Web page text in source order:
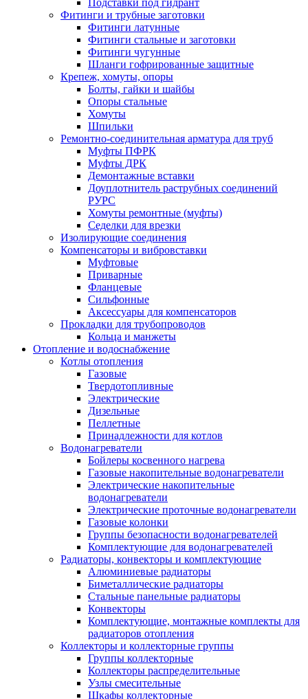
Подставки под гидрант
Фитинги и трубные заготовки
Фитинги латунные
Фитинги стальные и заготовки
Фитинги чугунные
Шланги гофрированные защитные
Крепеж, хомуты, опоры
Болты, гайки и шайбы
Опоры стальные
Хомуты
Шпильки
Ремонтно-соединительная арматура для труб
Муфты ПФРК
Муфты ДРК
Демонтажные вставки
Доуплотнитель раструбных соединений
РУРС
Хомуты ремонтные (муфты)
Седелки для врезки
Изолирующие соединения
Компенсаторы и вибровставки
Муфтовые
Приварные
Фланцевые
Сильфонные
Аксессуары для компенсаторов
Прокладки для трубопроводов
Кольца и манжеты
Отопление и водоснабжение
Котлы отопления
Газовые
Твердотопливные
Электрические
Дизельные
Пеллетные
Принадлежности для котлов
Водонагреватели
Бойлеры косвенного нагрева
Газовые накопительные водонагреватели
Электрические накопительные
водонагреватели
Электрические проточные водонагреватели
Газовые колонки
Группы безопасности водонагревателей
Комплектующие для водонагревателей
Радиаторы, конвекторы и комплектующие
Алюминиевые радиаторы
Биметаллические радиаторы
Стальные панельные радиаторы
Конвекторы
Комплектующие, монтажные комплекты для
радиаторов отопления
Коллекторы и коллекторные группы
Группы коллекторные
Коллекторы распределительные
Узлы смесительные
Шкафы коллекторные